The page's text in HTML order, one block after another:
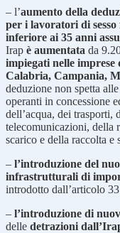
– l’aumento della
per i lavoratori di sesso
inferiore ai 35 anni
Irap è aumentata da
impiegati nelle
Calabria, Campania,
deduzione non spetta
operanti in concessione
dell’acqua, dei trasporti,
telecomunicazioni, della
scarico e della raccolta
– l’introduzione del
infrastrutturali di
introdotto dall’articolo
– l’introduzione di
delle detrazioni